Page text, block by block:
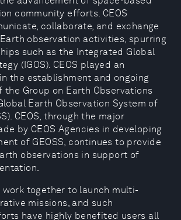
community efforts. CEOS
collaborate, and exchange
observation activities, spurring
such as the Integrated Global
(IGOS). CEOS played an
the establishment and ongoing
the Group on Earth Observations
Earth Observation System of
CEOS, through the major
by CEOS Agencies in developing
of GEOSS, continues to provide
observations in support of
work together to launch multi-
missions, and such
have highly benefited users all